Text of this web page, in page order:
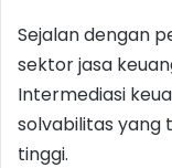
Sejalan dengan
sektor jasa
Intermediasi
solvabilitas yang
tinggi.